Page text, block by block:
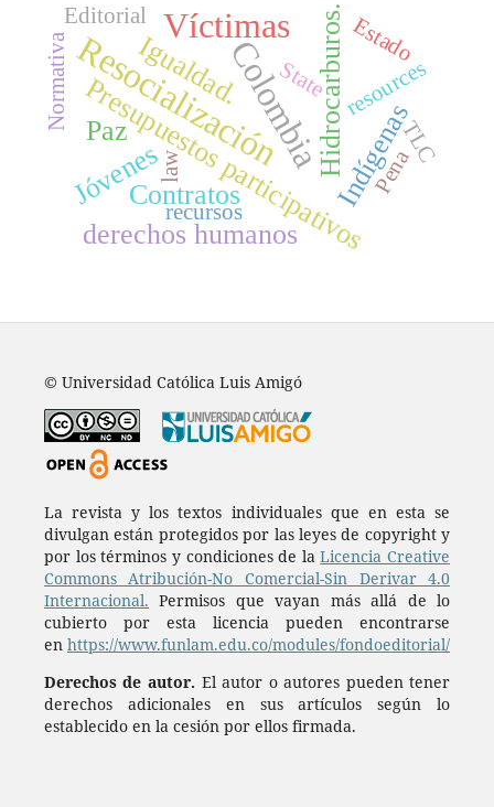
Colombia
Resocialización
Víctimas
Presupuestos participativos
Hidrocarburos.
Contratos
Jóvenes Indígenas
Paz
Igualdad.
derechos humanos
State resources
Estado
Editorial
recursos
law Pena
Normativa
TLC
© Universidad Católica Luis Amigó
La revista y los textos individuales que en esta se
divulgan están protegidos por las leyes de copyright y
por los términos y condiciones de laLicencia Creative
Commons Atribución-No Comercial-Sin Derivar 4.0
Internacional. Permisos que vayan más allá de lo
cubierto por esta licencia pueden encontrarse
en https://www.funlam.edu.co/modules/fondoeditorial/
Derechos de autor. El autor o autores pueden tener
derechos adicionales en sus artículos según lo
establecido en la cesión por ellos firmada.